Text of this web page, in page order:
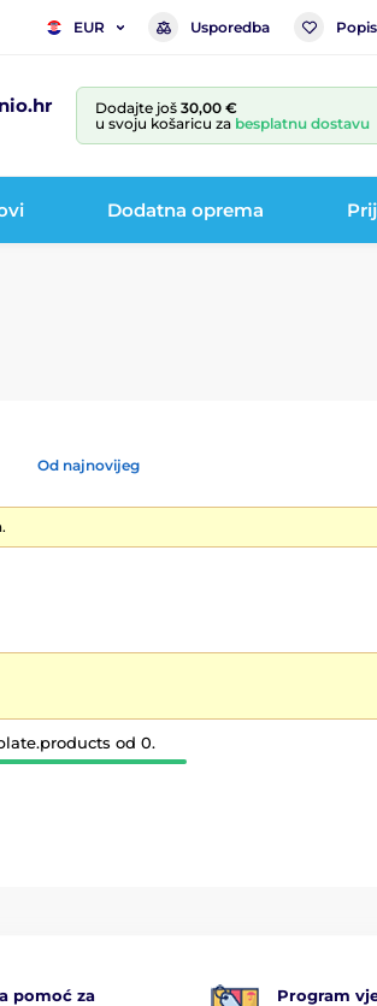
EUR Usporedba
Dodajte još 30,00 €
u svoju košaricu za besplatnu dostavu
Dodatna oprema
Od najnovijeg
od 0.
pomoć za
Program